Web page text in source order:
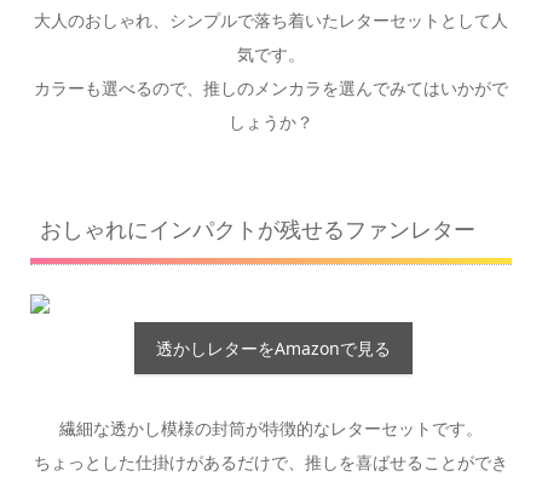
大人のおしゃれ、シンプルで落ち着いたレターセットとして人
気です。
カラーも選べるので、推しのメンカラを選んでみてはいかがで
しょうか？
おしゃれにインパクトが残せるファンレター
透かしレターをAmazonで見る
繊細な透かし模様の封筒が特徴的なレターセットです。
ちょっとした仕掛けがあるだけで、推しを喜ばせることができ